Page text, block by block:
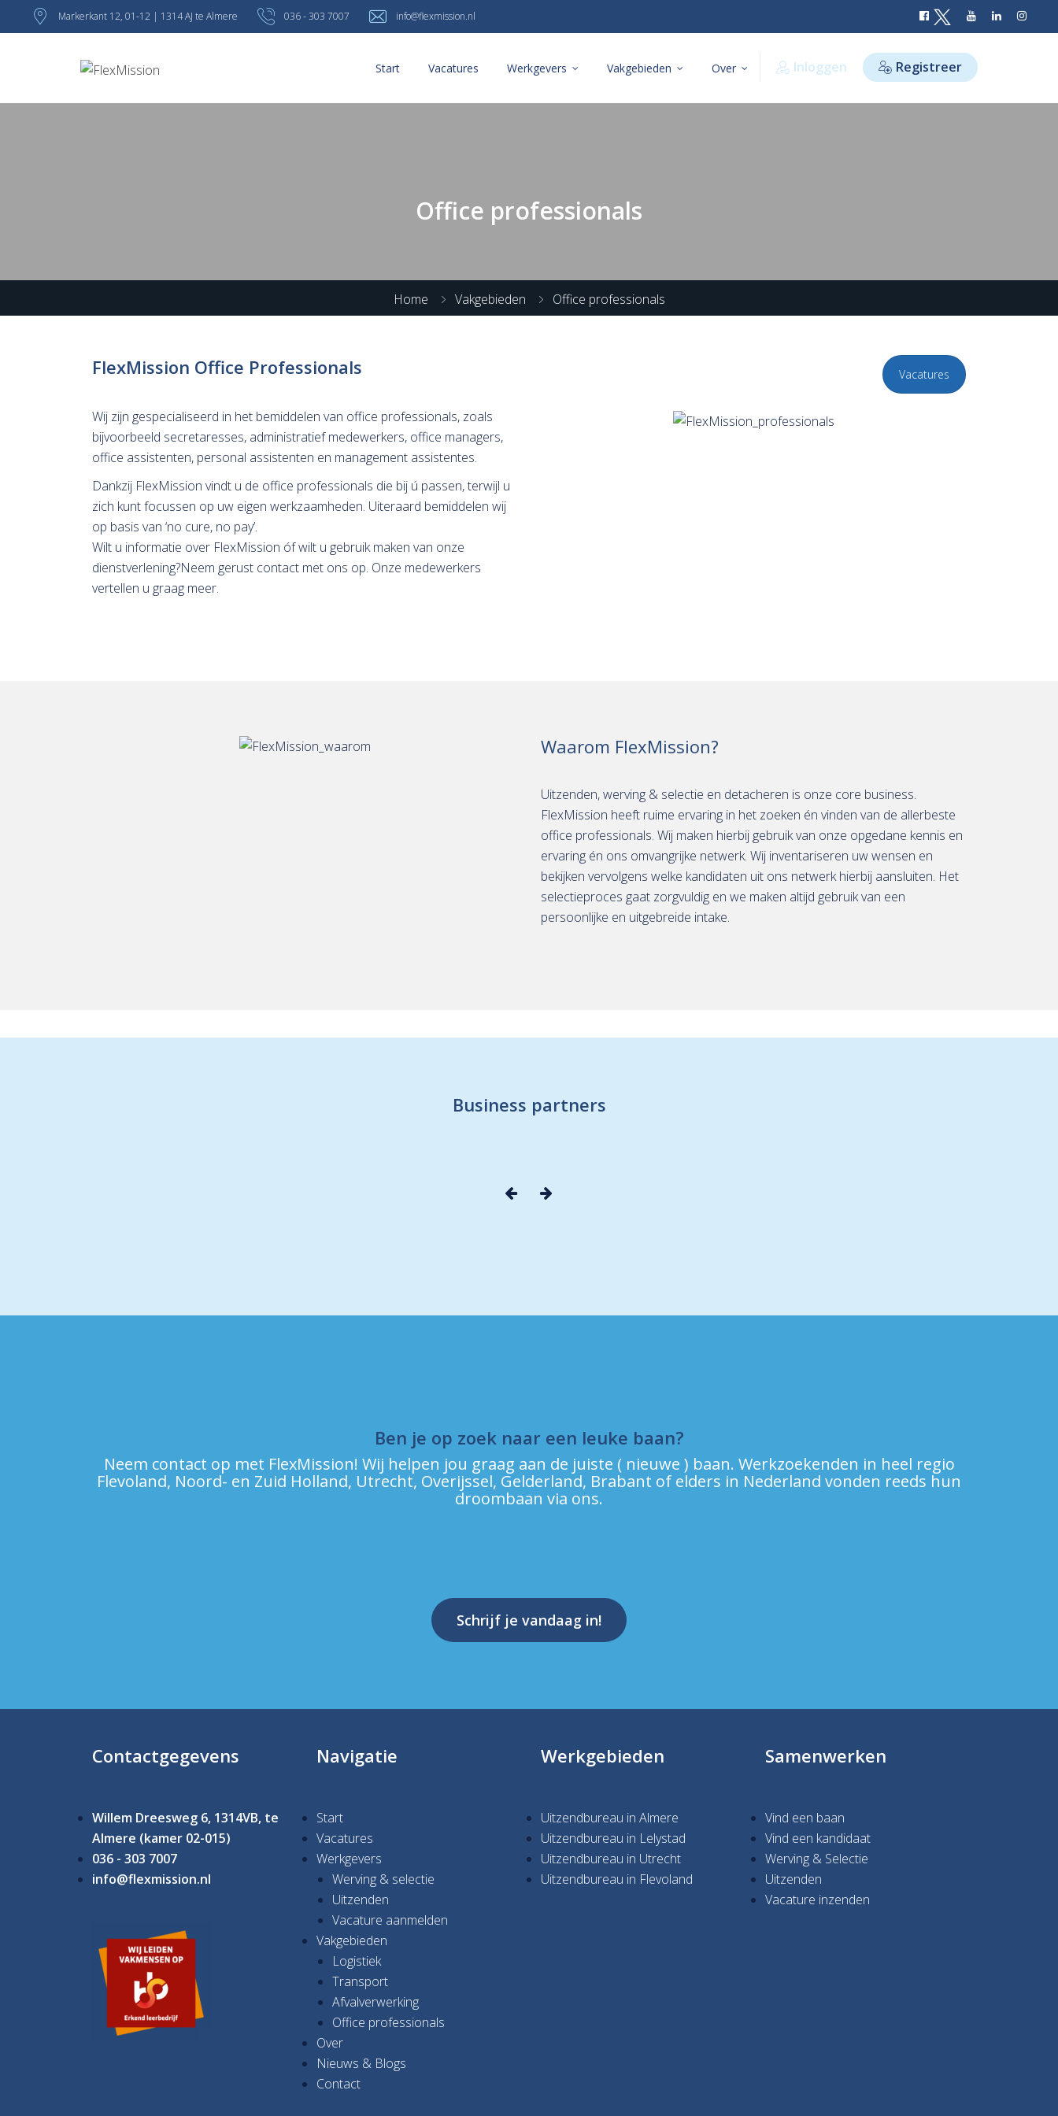
Markerkant 12, 01-12 | 1314 AJ te Almere 036 - 303 7007 info@flexmission.nl
Start Vacatures Werkgevers Vakgebieden Over Inloggen Registreer
Office professionals
Home Vakgebieden Office professionals
FlexMission Office Professionals
Wij zijn gespecialiseerd in het bemiddelen van office professionals, zoals
bijvoorbeeld secretaresses, administratief medewerkers, office managers,
office assistenten, personal assistenten en management assistentes.
Dankzij FlexMission vindt u de office professionals die bij ú passen, terwijl u
zich kunt focussen op uw eigen werkzaamheden. Uiteraard bemiddelen wij
op basis van ‘no cure, no pay’.
Wilt u informatie over FlexMission óf wilt u gebruik maken van onze
dienstverlening?Neem gerust contact met ons op. Onze medewerkers
vertellen u graag meer.
Vacatures
Waarom FlexMission?
Uitzenden, werving & selectie en detacheren is onze core business.
FlexMission heeft ruime ervaring in het zoeken én vinden van de allerbeste
office professionals. Wij maken hierbij gebruik van onze opgedane kennis en
ervaring én ons omvangrijke netwerk. Wij inventariseren uw wensen en
bekijken vervolgens welke kandidaten uit ons netwerk hierbij aansluiten. Het
selectieproces gaat zorgvuldig en we maken altijd gebruik van een
persoonlijke en uitgebreide intake.
Business partners
Ben je op zoek naar een leuke baan?
Neem contact op met FlexMission! Wij helpen jou graag aan de juiste ( nieuwe ) baan. Werkzoekenden in heel regio
Flevoland, Noord- en Zuid Holland, Utrecht, Overijssel, Gelderland, Brabant of elders in Nederland vonden reeds hun
droombaan via ons.
Schrijf je vandaag in!
Contactgegevens
Willem Dreesweg 6, 1314VB, te
Almere (kamer 02-015)
036 - 303 7007
info@flexmission.nl
Navigatie
Start
Vacatures
Werkgevers
Werving & selectie
Uitzenden
Vacature aanmelden
Vakgebieden
Logistiek
Transport
Afvalverwerking
Office professionals
Over
Nieuws & Blogs
Contact
Werkgebieden
Uitzendbureau in Almere
Uitzendbureau in Lelystad
Uitzendbureau in Utrecht
Uitzendbureau in Flevoland
Samenwerken
Vind een baan
Vind een kandidaat
Werving & Selectie
Uitzenden
Vacature inzenden